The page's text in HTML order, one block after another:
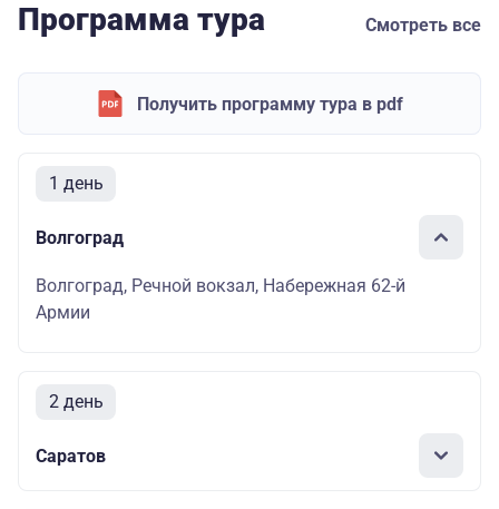
Программа тура Смотреть все
Получить программу тура в pdf
1 день
Волгоград
Волгоград, Речной вокзал, Набережная 62-й
Армии
2 день
Саратов